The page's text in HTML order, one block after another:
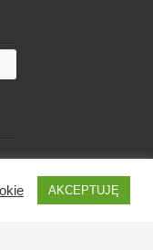
AKCEPTUJĘ